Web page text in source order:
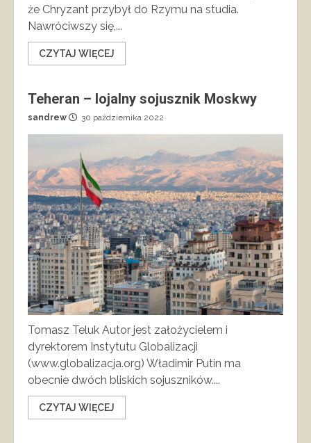
że Chryzant przybył do Rzymu na studia.
Nawróciwszy się,...
CZYTAJ WIĘCEJ
Teheran – lojalny sojusznik Moskwy
sandrew 30 października 2022
Tomasz Teluk Autor jest założycielem i
dyrektorem Instytutu Globalizacji
(www.globalizacja.org) Władimir Putin ma
obecnie dwóch bliskich sojuszników....
CZYTAJ WIĘCEJ